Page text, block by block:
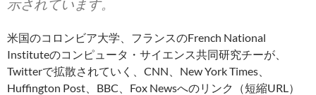
示されています。
米国のコロンビア大学、フランスのFrench National
Instituteのコンピュータ・サイエンス共同研究チーが、
Twitterで拡散されていく、CNN、New York Times、
Huffington Post、BBC、Fox Newsへのリンク（短縮URL）